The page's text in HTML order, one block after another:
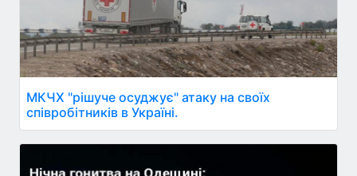
МКЧХ "рішуче осуджує" атаку на своїх
співробітників в Україні.